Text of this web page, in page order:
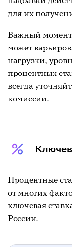
для их
Важный
может
нагрузки,
процентных
всегда
комиссии.
Процентные
от многих
ключевая
России.